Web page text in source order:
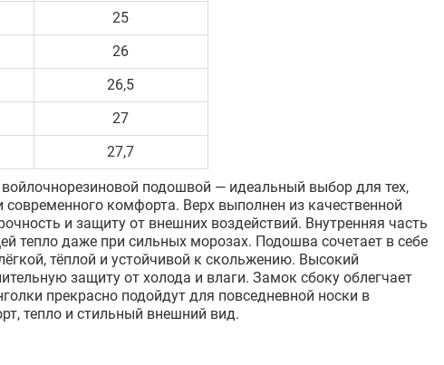
25
26
26,5
27
27,7
подошвой — идеальный выбор для тех,
современного комфорта. Верх выполнен из качественной
и защиту от внешних воздействий. Внутренняя часть
тепло даже при сильных морозах. Подошва сочетает в себе
тёплой и устойчивой к скольжению. Высокий
защиту от холода и влаги. Замок сбоку облегчает
прекрасно подойдут для повседневной носки в
тепло и стильный внешний вид.